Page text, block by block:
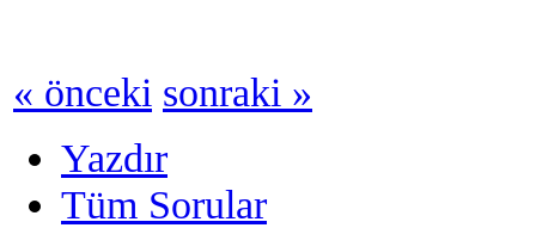
« önceki sonraki »
Yazdır
Tüm Sorular